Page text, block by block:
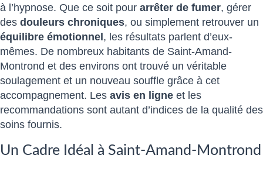
à l’hypnose. Que ce soit pour arrêter de fumer, gérer
des douleurs chroniques, ou simplement retrouver un
équilibre émotionnel , les résultats parlent d’eux-
mêmes. De nombreux habitants de Saint-Amand-
Montrond et des environs ont trouvé un véritable
soulagement et un nouveau souffle grâce à cet
accompagnement. Les avis en ligne et les
recommandations sont autant d’indices de la qualité des
soins fournis.
Un Cadre Idéal à Saint-Amand-Montrond